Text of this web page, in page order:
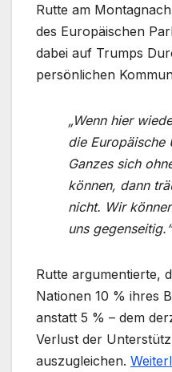
Rutte am
des Europäischen
dabei auf Trumps
persönlichen
„Wenn hier
die Europäische
Ganzes sich
können, dann
nicht. Wir
uns gegenseitig.“
Rutte argumentierte,
Nationen 10 % ihres
anstatt 5 % – dem
Verlust der
auszugleichen.